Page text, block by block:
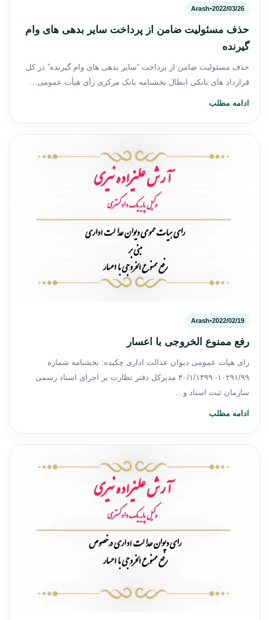
2022/03/26
•
Arash
حذف مسئولیت ضامن از پرداخت سایر بدهی های وام
گیرنده
حذف مسئولیت ضامن از پرداخت “سایر بدهی های وام گیرنده” در کل
قرارداد های بانکی ابطال بخشنامه بانک مرکزی رأی هیأت عمومی…
ادامه مطلب
2022/02/19
•
Arash
رفع ممنوع الخروجی با اعسار
رای هیات عمومی دیوان عدالت اداری چکیده: بخشنامه شماره
۱۰۲۹۱/۹۹- ۳۰/۱/۱۳۹۹ مدیرکل دفتر نظارت بر اجرای اسناد رسمی
سازمان ثبت اسناد و…
ادامه مطلب